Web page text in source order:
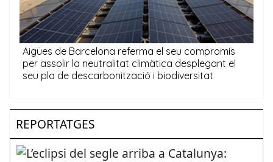
REPORTATGES